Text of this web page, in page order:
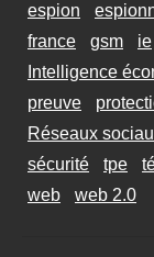
espion
france
gsm ie
Intelligence
preuve
Réseaux
sécurité
tpe
web
web 2.0